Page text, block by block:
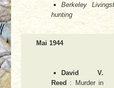
Berkeley
hunting
Mai 1944
David V.
Reed : Murder in